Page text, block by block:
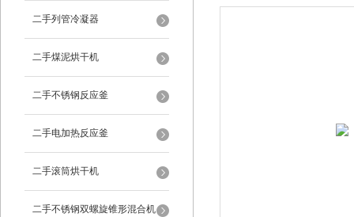
二手列管冷凝器
二手煤泥烘干机
二手不锈钢反应釜
二手电加热反应釜
二手滚筒烘干机
二手不锈钢双螺旋锥形混合机